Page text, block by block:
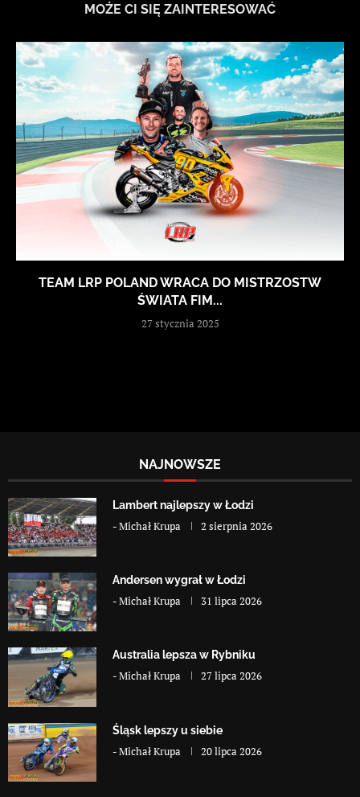
MOŻE CI SIĘ ZAINTERESOWAĆ
TEAM LRP POLAND WRACA DO MISTRZOSTW
ŚWIATA FIM...
27 stycznia 2025
NAJNOWSZE
Lambert najlepszy w Łodzi
-Michał Krupa 2 sierpnia 2026
Andersen wygrał w Łodzi
-Michał Krupa 31 lipca 2026
Australia lepsza w Rybniku
-Michał Krupa 27 lipca 2026
Śląsk lepszy u siebie
-Michał Krupa 20 lipca 2026